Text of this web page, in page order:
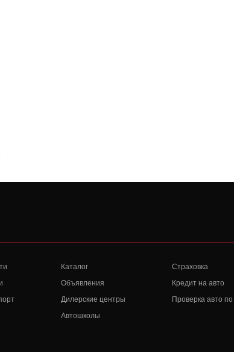
Каталог
Объявления
Дилерские центры
Автошколы
Страховка
Кредит на авто
Проверка авто по